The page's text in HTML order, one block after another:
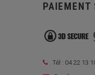
PAIEMENT
Tél : 04 22 13